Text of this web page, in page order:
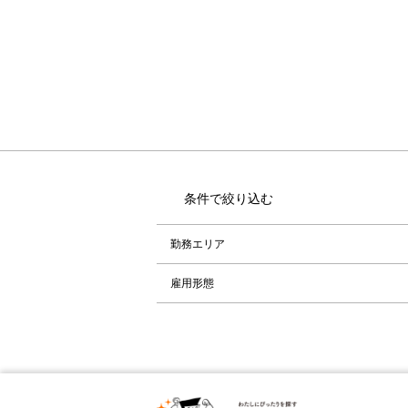
条件で絞り込む
勤務エリア
雇用形態